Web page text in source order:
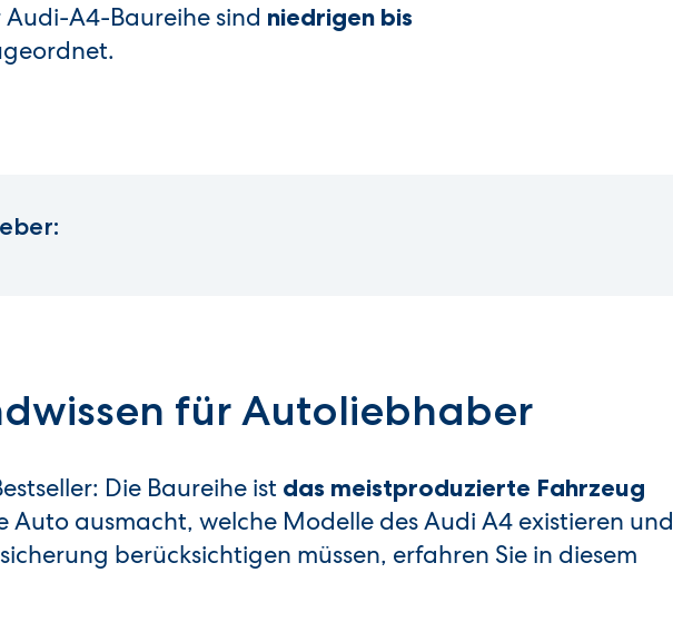
A4-Baureihe sind niedrigen bis
für Autoliebhaber
Die Baureihe ist das meistproduzierte Fahrzeug
Auto ausmacht, welche Modelle des Audi A4 existieren und
berücksichtigen müssen, erfahren Sie in diesem